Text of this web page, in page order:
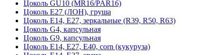
Цоколь GU10 (MR16/PAR16)
Цоколь Е27 (ЛОН), груша
Цоколь Е14, Е27, зеркальные (R39, R50, R63)
Цоколь G4, капсульная
Цоколь G9, капсульная
Цоколь Е14, Е27, Е40, corn (кукуруза)